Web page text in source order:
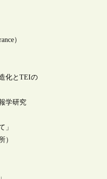
）
化とTEIの
学研究
」
）